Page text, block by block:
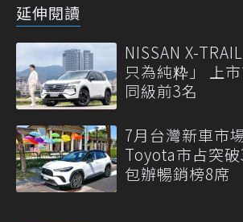
延伸閱讀
NISSAN X-
只為純粋」 上
同級前3名
7月台灣新車市
Toyota市占突
包辦暢銷榜8席